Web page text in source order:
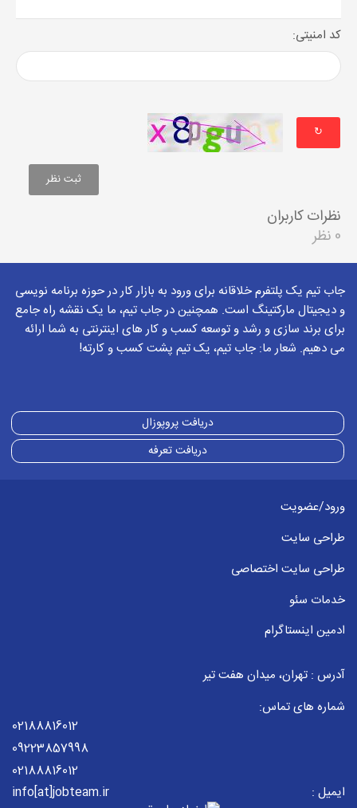
کد امنیتی:
↻
نظرات کاربران
0 نظر
جاب تیم یک پلتفرم خلاقانه برای ورود به بازار کار در حوزه برنامه نویسی
و دیجیتال مارکتینگ است. همچنین در جاب تیم، ما یک نقشه راه جامع
برای برند سازی و رشد و توسعه کسب و کار های اینترنتی به شما ارائه
می دهیم. شعار ما: جاب تیم، یک تیم پشت کسب و کارته!
دریافت پروپوزال
دریافت تعرفه
ورود/عضویت
طراحی سایت
طراحی سایت اختصاصی
خدمات سئو
ادمین اینستاگرام
آدرس : تهران، میدان هفت تیر
شماره های تماس:
02188816012
09223857998
02188816012
ایمیل :
info[at]jobteam.ir